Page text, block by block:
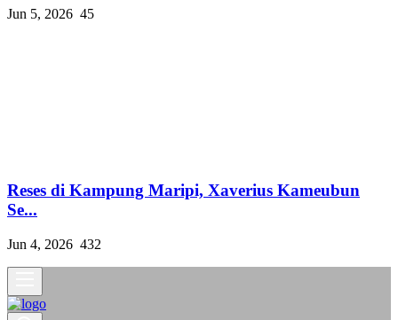
Jun 5, 2026 45
Reses di Kampung Maripi, Xaverius Kameubun
Se...
Jun 4, 2026 432